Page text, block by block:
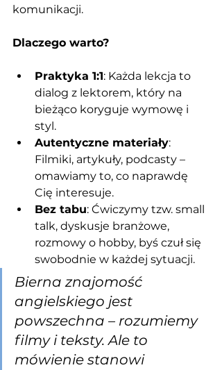
komunikacji.
Dlaczego warto?
Praktyka 1:1: Każda lekcja to
dialog z lektorem, który na
bieżąco koryguje wymowę i
styl.
Autentyczne materiały:
Filmiki, artykuły, podcasty –
omawiamy to, co naprawdę
Cię interesuje.
Bez tabu: Ćwiczymy tzw. small
talk, dyskusje branżowe,
rozmowy o hobby, byś czuł się
swobodnie w każdej sytuacji.
Bierna znajomość
angielskiego jest
powszechna – rozumiemy
filmy i teksty. Ale to
mówienie stanowi